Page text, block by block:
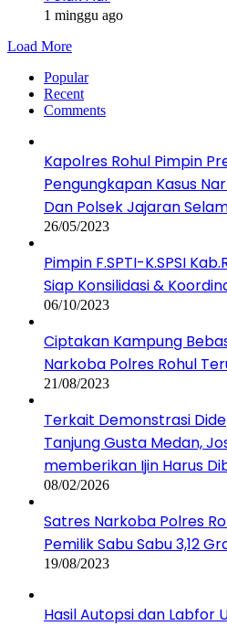
1 minggu ago
Load More
Popular
Recent
Comments
Kapolres Rohul Pimpin
Pengungkapan Kasus
Dan Polsek Jajaran
26/05/2023
Pimpin F.SPTI-K.SPSI
Siap Konsilidasi &
06/10/2023
Ciptakan Kampung
Narkoba Polres Rohul
21/08/2023
Terkait Demonstrasi
Tanjung Gusta Medan,
memberikan Ijin Harus
08/02/2026
Satres Narkoba Polres
Pemilik Sabu Sabu 3,12
19/08/2023
Hasil Autopsi dan Labfor